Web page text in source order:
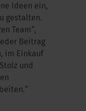
Ideen ein,
gestalten.
Team“,
Beitrag
im Einkauf
und